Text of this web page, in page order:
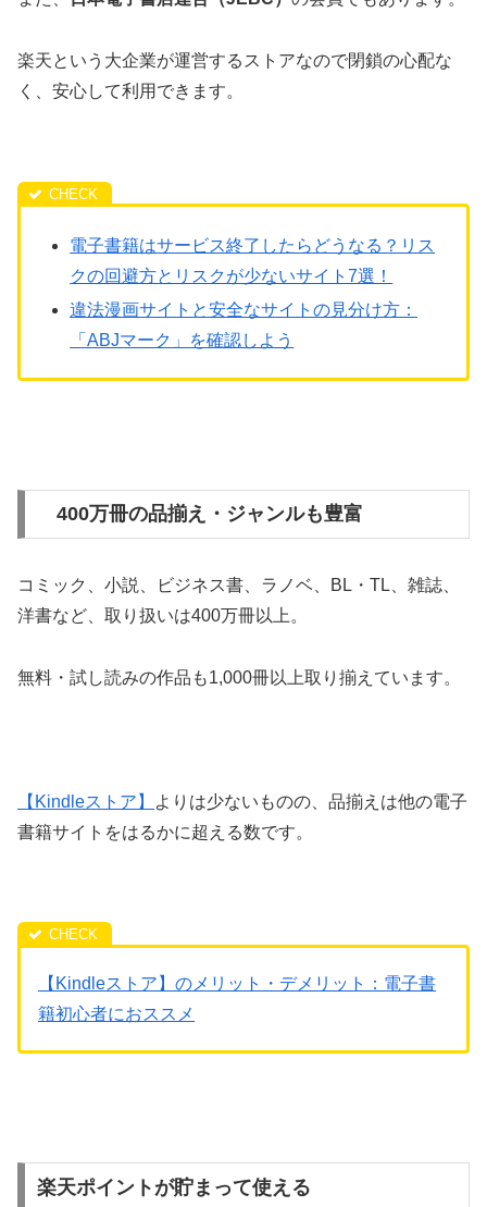
楽天という大企業が運営するストアなので閉鎖の心配な
く、安心して利用できます。
電子書籍はサービス終了したらどうなる？リス
クの回避方とリスクが少ないサイト7選！
違法漫画サイトと安全なサイトの見分け方：
「ABJマーク」を確認しよう
400万冊の品揃え・ジャンルも豊富
コミック、小説、ビジネス書、ラノベ、BL・TL、雑誌、
洋書など、取り扱いは400万冊以上。
無料・試し読みの作品も1,000冊以上取り揃えています。
【Kindleストア】
よりは少ないものの、品揃えは他の電子
書籍サイトをはるかに超える数です。
【Kindleストア】のメリット・デメリット：電子書
籍初心者におススメ
楽天ポイントが貯まって使える